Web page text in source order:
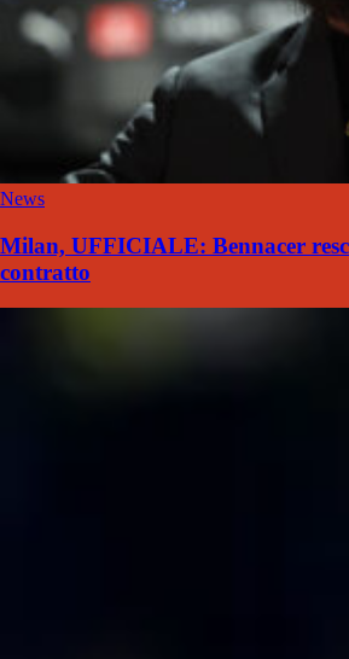
News
Milan, UFFICIALE: Bennacer
contratto